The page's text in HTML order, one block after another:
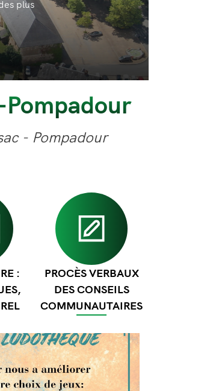
avec celui de la Haute
- Pompadour
:
Image
PROCÈS VERBAUX
DES CONSEILS
COMMUNAUTAIRES